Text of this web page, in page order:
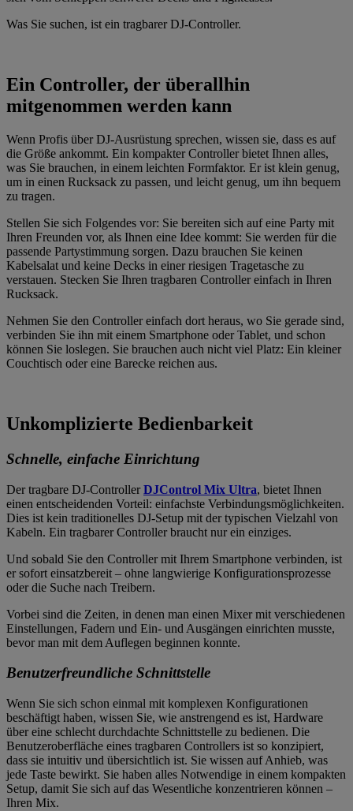
Was Sie suchen, ist ein tragbarer DJ-Controller.
Ein Controller, der überallhin
mitgenommen werden kann
Wenn Profis über DJ-Ausrüstung sprechen, wissen sie, dass es auf
die Größe ankommt. Ein kompakter Controller bietet Ihnen alles,
was Sie brauchen, in einem leichten Formfaktor. Er ist klein genug,
um in einen Rucksack zu passen, und leicht genug, um ihn bequem
zu tragen.
Stellen Sie sich Folgendes vor: Sie bereiten sich auf eine Party mit
Ihren Freunden vor, als Ihnen eine Idee kommt: Sie werden für die
passende Partystimmung sorgen. Dazu brauchen Sie keinen
Kabelsalat und keine Decks in einer riesigen Tragetasche zu
verstauen. Stecken Sie Ihren tragbaren Controller einfach in Ihren
Rucksack.
Nehmen Sie den Controller einfach dort heraus, wo Sie gerade sind,
verbinden Sie ihn mit einem Smartphone oder Tablet, und schon
können Sie loslegen. Sie brauchen auch nicht viel Platz: Ein kleiner
Couchtisch oder eine Barecke reichen aus.
Unkomplizierte Bedienbarkeit
Schnelle, einfache Einrichtung
Der tragbare DJ-ControllerDJControl Mix Ultra, bietet Ihnen
einen entscheidenden Vorteil: einfachste Verbindungsmöglichkeiten.
Dies ist kein traditionelles DJ-Setup mit der typischen Vielzahl von
Kabeln. Ein tragbarer Controller braucht nur ein einziges.
Und sobald Sie den Controller mit Ihrem Smartphone verbinden, ist
er sofort einsatzbereit – ohne langwierige Konfigurationsprozesse
oder die Suche nach Treibern.
Vorbei sind die Zeiten, in denen man einen Mixer mit verschiedenen
Einstellungen, Fadern und Ein- und Ausgängen einrichten musste,
bevor man mit dem Auflegen beginnen konnte.
Benutzerfreundliche Schnittstelle
Wenn Sie sich schon einmal mit komplexen Konfigurationen
beschäftigt haben, wissen Sie, wie anstrengend es ist, Hardware
über eine schlecht durchdachte Schnittstelle zu bedienen. Die
Benutzeroberfläche eines tragbaren Controllers ist so konzipiert,
dass sie intuitiv und übersichtlich ist. Sie wissen auf Anhieb, was
jede Taste bewirkt. Sie haben alles Notwendige in einem kompakten
Setup, damit Sie sich auf das Wesentliche konzentrieren können –
Ihren Mix.